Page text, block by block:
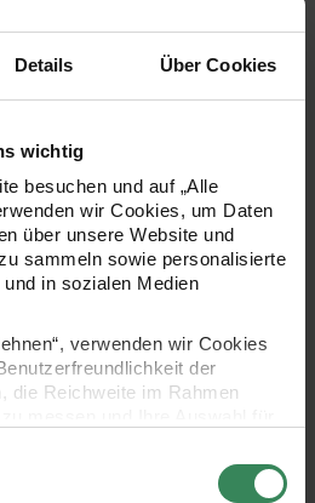
Details Über Cookies
wichtig
besuchen und auf „Alle
wir Cookies, um Daten
über unsere Website und
sammeln sowie personalisierte
in sozialen Medien
verwenden wir Cookies
der
die Reichweite im Rahmen
und kann jederzeit über den